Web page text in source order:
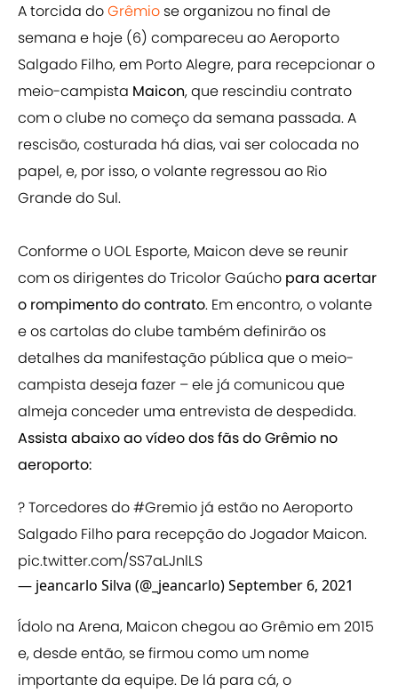
A torcida doGrêmio se organizou no final de
semana e hoje (6) compareceu ao Aeroporto
Salgado Filho, em Porto Alegre, para recepcionar o
meio-campista Maicon, que rescindiu contrato
com o clube no começo da semana passada. A
rescisão, costurada há dias, vai ser colocada no
papel, e, por isso, o volante regressou ao Rio
Grande do Sul.
Conforme o UOL Esporte, Maicon deve se reunir
com os dirigentes do Tricolor Gaúcho para acertar
o rompimento do contrato. Em encontro, o volante
e os cartolas do clube também definirão os
detalhes da manifestação pública que o meio-
campista deseja fazer – ele já comunicou que
almeja conceder uma entrevista de despedida.
Assista abaixo ao vídeo dos fãs do Grêmio no
aeroporto:
?️ Torcedores do#Gremio já estão no Aeroporto
Salgado Filho para recepção do Jogador Maicon.
pic.twitter.com/SS7aLJnlLS
— jeancarlo Silva (@_jeancarlo)September 6, 2021
Ídolo na Arena, Maicon chegou ao Grêmio em 2015
e, desde então, se firmou como um nome
importante da equipe. De lá para cá, o